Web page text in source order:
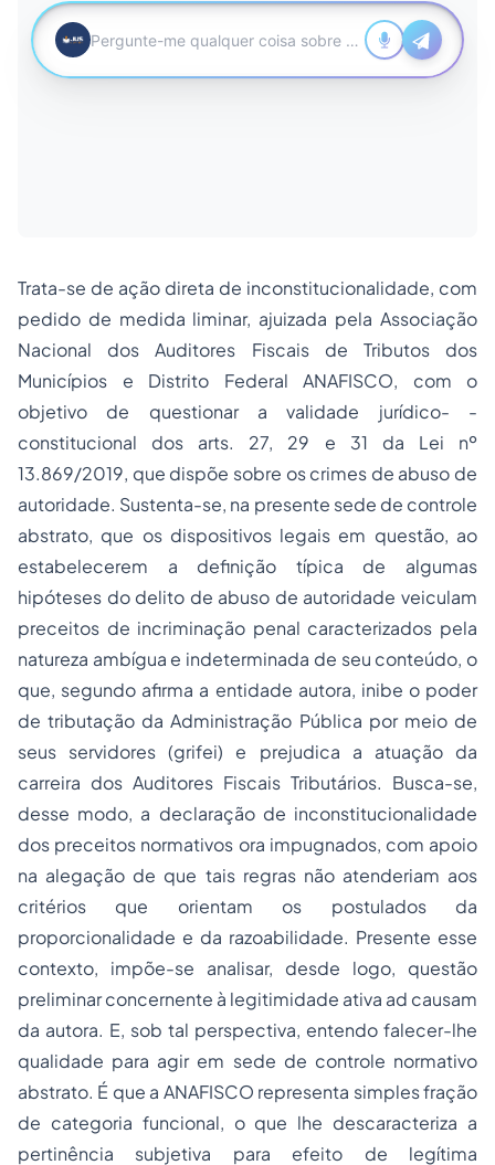
Trata-se de ação direta de inconstitucionalidade, com
pedido de medida liminar, ajuizada pela Associação
Nacional dos Auditores Fiscais de Tributos dos
Municípios e Distrito Federal ANAFISCO, com o
objetivo de questionar a validade jurídico- -
constitucional dos arts. 27, 29 e 31 da Lei nº
13.869/2019, que dispõe sobre os crimes de abuso de
autoridade. Sustenta-se, na presente sede de controle
abstrato, que os dispositivos legais em questão, ao
estabelecerem a definição típica de algumas
hipóteses do delito de abuso de autoridade veiculam
preceitos de incriminação penal caracterizados pela
natureza ambígua e indeterminada de seu conteúdo, o
que, segundo afirma a entidade autora, inibe o poder
de tributação da Administração Pública por meio de
seus servidores (grifei) e prejudica a atuação da
carreira dos Auditores Fiscais Tributários. Busca-se,
desse modo, a declaração de inconstitucionalidade
dos preceitos normativos ora impugnados, com apoio
na alegação de que tais regras não atenderiam aos
critérios que orientam os postulados da
proporcionalidade e da razoabilidade. Presente esse
contexto, impõe-se analisar, desde logo, questão
preliminar concernente à legitimidade ativa ad causam
da autora. E, sob tal perspectiva, entendo falecer-lhe
qualidade para agir em sede de controle normativo
abstrato. É que a ANAFISCO representa simples fração
de categoria funcional, o que lhe descaracteriza a
pertinência subjetiva para efeito de legítima